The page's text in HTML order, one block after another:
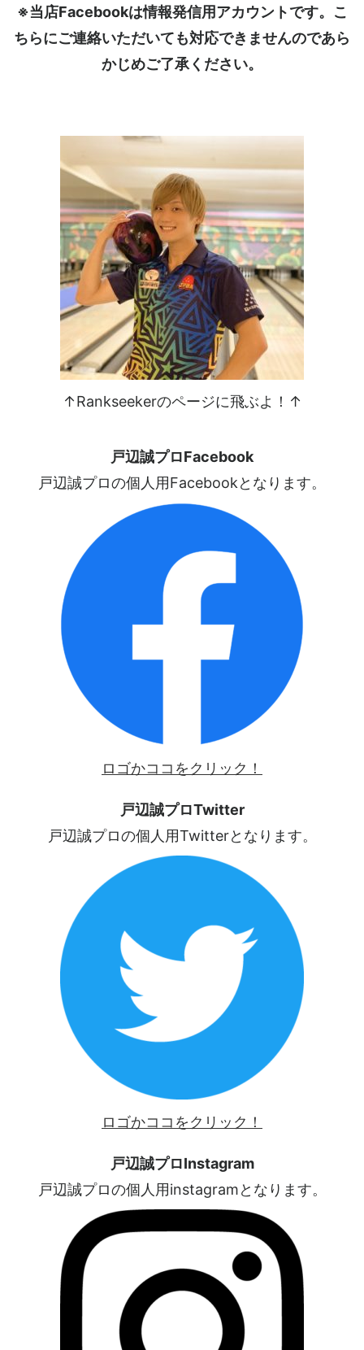
※当店Facebookは情報発信用アカウントです。こ
ちらにご連絡いただいても対応できませんのであら
かじめご了承ください。
↑Rankseekerのページに飛ぶよ！↑
戸辺誠プロFacebook
戸辺誠プロの個人用Facebookとなります。
ロゴかココをクリック！
戸辺誠プロTwitter
戸辺誠プロの個人用Twitterとなります。
ロゴかココをクリック！
戸辺誠プロInstagram
戸辺誠プロの個人用instagramとなります。